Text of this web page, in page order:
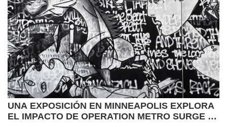
MEMORIAL DAY
FREY NOMINARÁ A BRIAN O’HARA PARA CONTINUAR SU
JEFATURA EN LA POLICIA DE MINNEAPOLIS
LÍDERES DE LAS FUERZAS DEL ORDEN DE MINNESOTA
EXPRESAN PREOCUPACIÓN POR ACCIONES DE ALGUNOS
OFICIALES FEDERALES DE INMIGRACIÓN
UN DÍA PARA CONMEMORAR EL LEGADO DEL DR. MARTIN
LUTHER KING JR.
CLUES ANUNCIA A LILIANA LETRAN-GARCIA COMO SU
NUEVA PRESIDENTA Y DIRECTORA EJECUTIVA
ENTRETENIMIENTO